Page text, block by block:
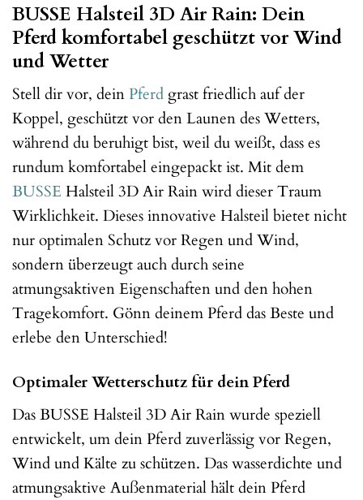
BUSSE Halsteil 3D Air Rain: Dein
Pferd komfortabel geschützt vor Wind
und Wetter
Stell dir vor, deinPferd grast friedlich auf der
Koppel, geschützt vor den Launen des Wetters,
während du beruhigt bist, weil du weißt, dass es
rundum komfortabel eingepackt ist. Mit dem
BUSSE Halsteil 3D Air Rain wird dieser Traum
Wirklichkeit. Dieses innovative Halsteil bietet nicht
nur optimalen Schutz vor Regen und Wind,
sondern überzeugt auch durch seine
atmungsaktiven Eigenschaften und den hohen
Tragekomfort. Gönn deinem Pferd das Beste und
erlebe den Unterschied!
Optimaler Wetterschutz für dein Pferd
Das BUSSE Halsteil 3D Air Rain wurde speziell
entwickelt, um dein Pferd zuverlässig vor Regen,
Wind und Kälte zu schützen. Das wasserdichte und
atmungsaktive Außenmaterial hält dein Pferd